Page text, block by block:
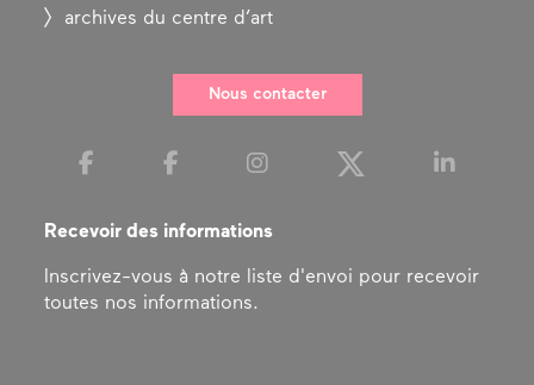
archives du centre d’art
Nous contacter
Recevoir des informations
Inscrivez-vous à notre liste d'envoi pour recevoir
toutes nos informations.